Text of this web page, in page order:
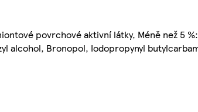
povrchové aktivní látky, Méně než 5
alcohol, Bronopol, Iodopropynyl